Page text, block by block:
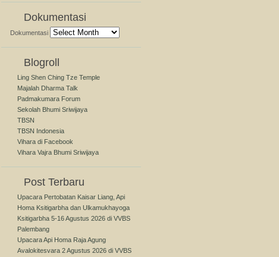
Dokumentasi
Dokumentasi
Blogroll
Ling Shen Ching Tze Temple
Majalah Dharma Talk
Padmakumara Forum
Sekolah Bhumi Sriwijaya
TBSN
TBSN Indonesia
Vihara di Facebook
Vihara Vajra Bhumi Sriwijaya
Post Terbaru
Upacara Pertobatan Kaisar Liang, Api
Homa Ksitigarbha dan Ulkamukhayoga
Ksitigarbha 5-16 Agustus 2026 di VVBS
Palembang
Upacara Api Homa Raja Agung
Avalokitesvara 2 Agustus 2026 di VVBS